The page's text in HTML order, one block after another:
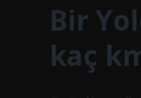
Bir
kaç